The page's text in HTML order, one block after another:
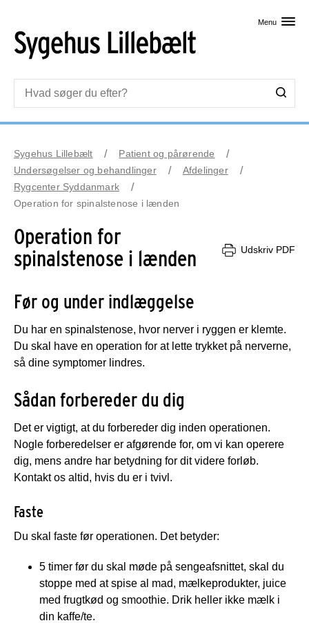
Menu
Sygehus Lillebælt
Patient og pårørende
Undersøgelser og behandlinger
Afdelinger
Rygcenter Syddanmark
Operation for spinalstenose i lænden
Operation for
spinalstenose i lænden
Udskriv PDF
Før og under indlæggelse
Du har en spinalstenose, hvor nerver i ryggen er klemte.
Du skal have en operation for at lette trykket på nerverne,
så dine symptomer lindres.
Sådan forbereder du dig
Det er vigtigt, at du forbereder dig inden operationen.
Nogle forberedelser er afgørende for, om vi kan operere
dig, mens andre har betydning for dit videre forløb.
Kontakt os altid, hvis du er i tvivl.
Faste
Du skal faste før operationen. Det betyder:
5 timer før du skal møde på sengeafsnittet, skal du
stoppe med at spise al mad, mælkeprodukter, juice
med frugtkød og smoothie. Drik heller ikke mælk i
din kaffe/te.